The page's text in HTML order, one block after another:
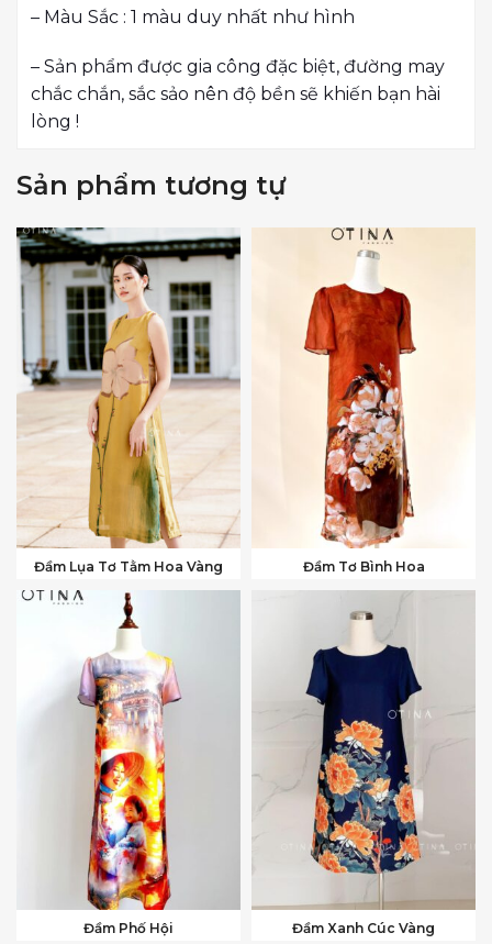
– Màu Sắc : 1 màu duy nhất như hình
– Sản phẩm được gia công đặc biệt, đường may
chắc chắn, sắc sảo nên độ bền sẽ khiến bạn hài
lòng !
Sản phẩm tương tự
Đầm Lụa Tơ Tằm Hoa Vàng Đầm Tơ Bình Hoa
Đầm Phố Hội Đầm Xanh Cúc Vàng